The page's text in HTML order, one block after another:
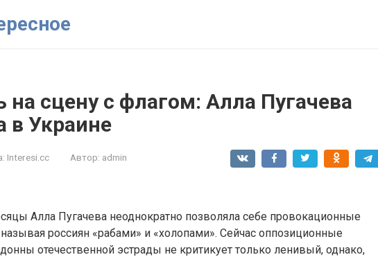
на сцену с флагом: Алла Пугачева
в Украине
Interesi.cc Автор: admin
Алла Пугачева неоднократно позволяла себе провокационные
россиян «рабами» и «холопами». Сейчас оппозиционные
отечественной эстрады не критикует только ленивый, однако,